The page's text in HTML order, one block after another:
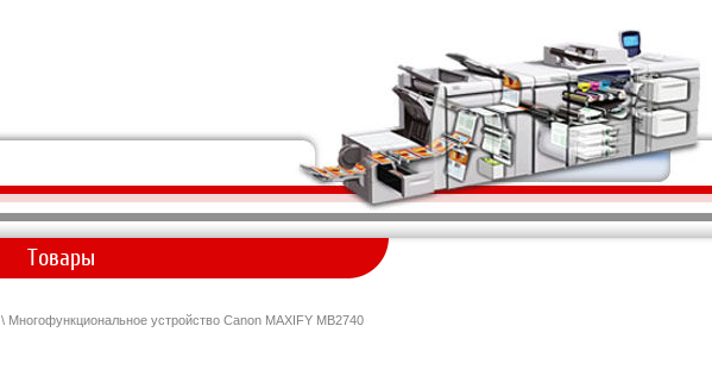
Товары
\ Многофункциональное устройство Canon MAXIFY MB2740